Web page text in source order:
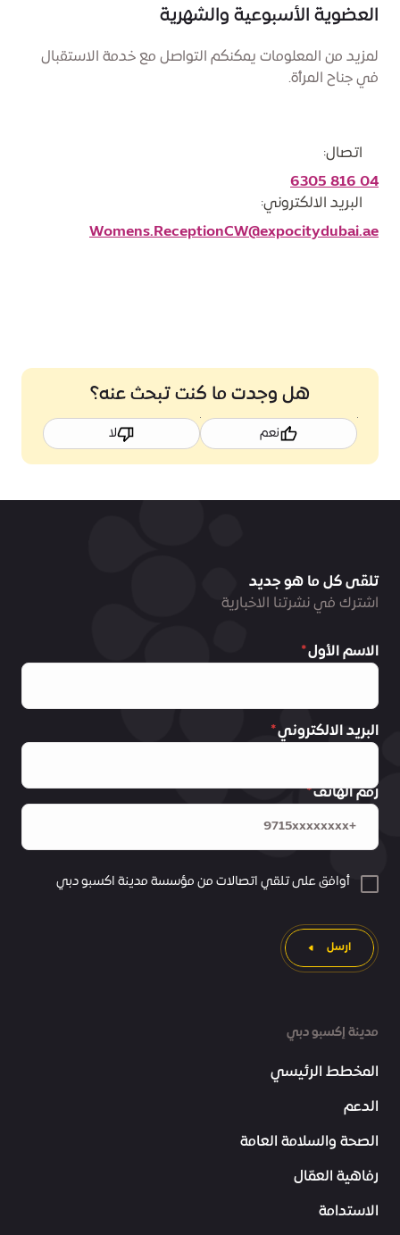
العضوية الأسبوعية والشهرية
لمزيد من المعلومات يمكنكم التواصل مع خدمة الاستقبال
في جناح المرأة.
اتصال:
04 816 6305
البريد الالكتروني:
Womens.ReceptionCW@expocitydubai.ae
هل وجدت ما كنت تبحث عنه؟
نعم لا
مدينة إكسبو دبي
المخطط الرئيسي
الدعم
الصحة والسلامة العامة
رفاهية العمّال
الاستدامة
تلقى كل ما هو جديد
اشترك في نشرتنا الاخبارية
الاسم الأول
البريد الالكتروني
رقم الهاتف
أوافق على تلقي اتصالات من مؤسسة مدينة اكسبو دبي
ارسل